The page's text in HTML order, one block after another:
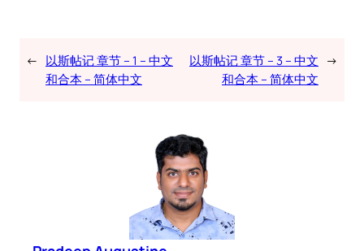
← 以斯帖记 章节 – 1 – 中文
和合本 – 简体中文
以斯帖记 章节 – 3 – 中文
和合本 – 简体中文
→